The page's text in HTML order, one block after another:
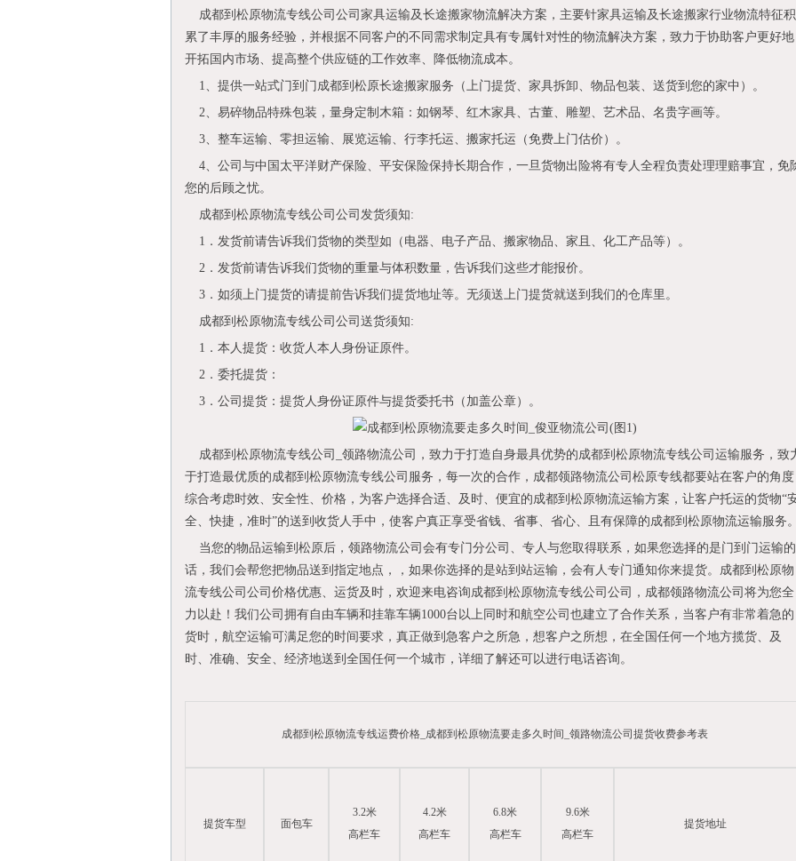
成都到松原物流专线公司公司家具运输及长途搬家物流解决方案，主要针家具运输及长途搬家行业物流特征积
累了丰厚的服务经验，并根据不同客户的不同需求制定具有专属针对性的物流解决方案，致力于协助客户更好地
开拓国内市场、提高整个供应链的工作效率、降低物流成本。
1、提供一站式门到门成都到松原长途搬家服务（上门提货、家具拆卸、物品包装、送货到您的家中）。
2、易碎物品特殊包装，量身定制木箱：如钢琴、红木家具、古董、雕塑、艺术品、名贵字画等。
3、整车运输、零担运输、展览运输、行李托运、搬家托运（免费上门估价）。
4、公司与中国太平洋财产保险、平安保险保持长期合作，一旦货物出险将有专人全程负责处理理赔事宜，免
您的后顾之忧。
成都到松原物流专线公司公司发货须知:
1．发货前请告诉我们货物的类型如（电器、电子产品、搬家物品、家且、化工产品等）。
2．发货前请告诉我们货物的重量与体积数量，告诉我们这些才能报价。
3．如须上门提货的请提前告诉我们提货地址等。无须送上门提货就送到我们的仓库里。
成都到松原物流专线公司公司送货须知:
1．本人提货：收货人本人身份证原件。
2．委托提货：
3．公司提货：提货人身份证原件与提货委托书（加盖公章）。
成都到松原物流专线公司_领路物流公司，致力于打造自身最具优势的成都到松原物流专线公司运输服务，致
于打造最优质的成都到松原物流专线公司服务，每一次的合作，成都领路物流公司松原专线都要站在客户的角度
综合考虑时效、安全性、价格，为客户选择合适、及时、便宜的成都到松原物流运输方案，让客户托运的货物“
全、快捷，准时”的送到收货人手中，使客户真正享受省钱、省事、省心、且有保障的成都到松原物流运输服务
当您的物品运输到松原后，领路物流公司会有专门分公司、专人与您取得联系，如果您选择的是门到门运输的
话，我们会帮您把物品送到指定地点，，如果你选择的是站到站运输，会有人专门通知你来提货。成都到松原物
流专线公司公司价格优惠、运货及时，欢迎来电咨询成都到松原物流专线公司公司，成都领路物流公司将为您全
力以赴！我们公司拥有自由车辆和挂靠车辆1000台以上同时和航空公司也建立了合作关系，当客户有非常着急的
货时，航空运输可满足您的时间要求，真正做到急客户之所急，想客户之所想，在全国任何一个地方揽货、及
时、准确、安全、经济地送到全国任何一个城市，详细了解还可以进行电话咨询。
成都到松原物流专线运费价格_成都到松原物流要走多久时间_领路物流公司提货收费参考表
提货车型 面包车
3.2米
高栏车
4.2米
高栏车
6.8米
高栏车
9.6米
高栏车
提货地址